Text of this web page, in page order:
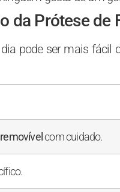
da Prótese de
pode ser mais fácil
com cuidado.